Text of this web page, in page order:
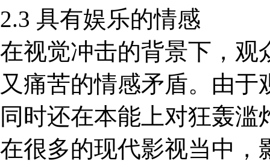
2.3 具有娱乐的情感
在视觉冲击的背景下，观
又痛苦的情感矛盾。由
同时还在本能上对狂轰
在很多的现代影视当中，